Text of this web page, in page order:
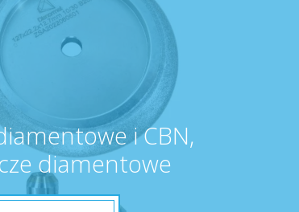
i CBN,
diamentowe